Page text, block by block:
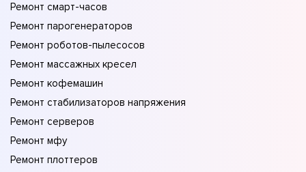
Ремонт смарт-часов
Ремонт парогенераторов
Ремонт роботов-пылесосов
Ремонт массажных кресел
Ремонт кофемашин
Ремонт стабилизаторов напряжения
Ремонт серверов
Ремонт мфу
Ремонт плоттеров